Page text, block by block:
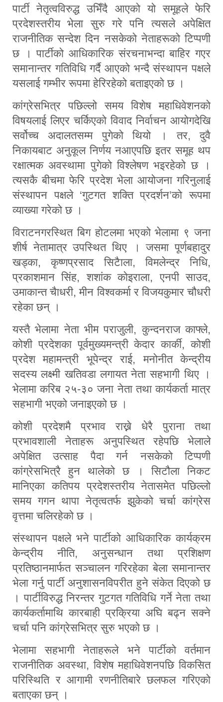
पार्टी नेतृत्वविरुद्ध उभिँदै आएको यो समूहले फेरि
प्रदेशस्तरीय भेला सुरु गरे पनि त्यसले अपेक्षित
राजनीतिक सन्देश दिन नसकेको नेताहरूको टिप्पणी
छ । पार्टीको आधिकारिक संरचनाभन्दा बाहिर गएर
समानान्तर गतिविधि गर्दै आएको भन्दै संस्थापन पक्षले
यसलाई गम्भीर रूपमा हेरिरहेको बताइएको छ ।
कांग्रेसभित्र पछिल्लो समय विशेष महाधिवेशनको
विषयलाई लिएर चर्किएको विवाद निर्वाचन आयोगदेखि
सर्वोच्च अदालतसम्म पुगेको थियो । तर, दुवै
निकायबाट अनुकूल निर्णय नआएपछि इतर समूह थप
रक्षात्मक अवस्थामा पुगेको विश्लेषण भइरहेको छ ।
त्यसकै बीचमा फेरि प्रदेश भेला आयोजना गरिनुलाई
संस्थापन पक्षले ‘गुटगत शक्ति प्रदर्शन’को रूपमा
व्याख्या गरेको छ ।
विराटनगरस्थित बिग होटलमा भएको भेलामा ९ जना
शीर्ष नेतामात्र उपस्थित थिए । जसमा पू‍र्णबहादुर
खड्का, कृष्णप्रसाद सिटैाला, विमलेन्द्र निधि,
प्रकाशमान सिंह, शशांक कोइराला, एनपी साउद,
उमाकान्त चैाधरी, मीन विश्वकर्मा र विजयकुमार चौधरी
रहेका छन् ।
यस्तै भेलामा नेता भीम पराजुली, कुन्दनराज काफ्ले,
कोशी प्रदेशका पूर्वमुख्यमन्त्री केदार कार्की, कोशी
प्रदेश महामन्त्री भूपेन्द्र राई, मनोनीत केन्द्रीय
सदस्य लक्ष्मी खतिवडा लगायत नेता सहभागी थिए ।
भेलामा करिब २५-३० जना नेता तथा कार्यकर्ता मात्र
सहभागी भएको जनाइएको छ ।
कोशी प्रदेशमै प्रभाव राख्ने धेरै पुराना तथा
प्रभावशाली नेताहरू अनुपस्थित रहेपछि भेलाले
अपेक्षित उत्साह पैदा गर्न नसकेको टिप्पणी
कांग्रेसभित्रै हुन थालेको छ । सिटौला निकट
मानिएका कतिपय प्रदेशस्तरीय नेतासमेत पछिल्लो
समय गगन थापा नेतृत्वतर्फ झुकेको चर्चा कांग्रेस
वृत्तमा चलिरहेको छ ।
संस्थापन पक्षले भने पार्टीको आधिकारिक कार्यक्रम
केन्द्रीय नीति, अनुसन्धान तथा प्रशिक्षण
प्रतिष्ठानमार्फत सञ्चालन गरिरहेका बेला समानान्तर
भेला गर्नु पार्टी अनुशासनविपरीत हुने संकेत दिएको छ
। पार्टीविरुद्ध निरन्तर गुटगत गतिविधि गर्ने नेता तथा
कार्यकर्तामाथि कारबाही प्रक्रिया अघि बढ्न सक्ने
चर्चा पनि कांग्रेसभित्र सुरु भएको छ ।
भेलामा सहभागी नेताहरूले भने पार्टीको वर्तमान
राजनीतिक अवस्था, विशेष महाधिवेशनपछि विकसित
परिस्थिति र आगामी रणनीतिबारे छलफल गरिएको
बताएका छन् ।